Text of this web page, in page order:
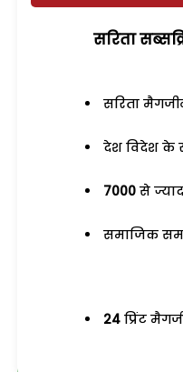
सरिता
सरिता
देश विदेश के
7000 से
समाजिक
24 प्रिंट